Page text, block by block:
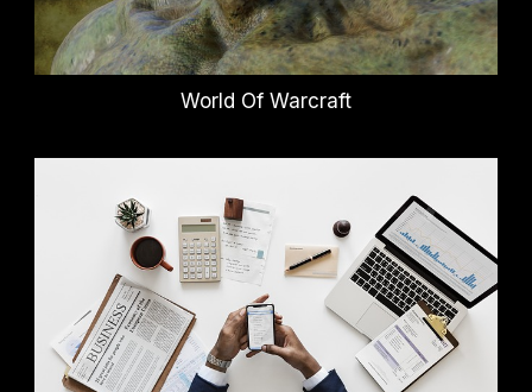
World Of Warcraft